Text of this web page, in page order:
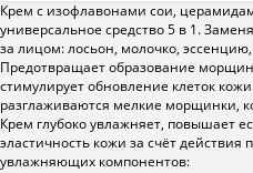
Крем с изофлавонами сои,
универсальное средство 5 в 1.
за лицом: лосьон, молочко,
Предотвращает образование
стимулирует обновление клеток
разглаживаются мелкие морщинки,
Крем глубоко увлажняет, повышает
эластичность кожи за счёт действия
увлажняющих компонентов: